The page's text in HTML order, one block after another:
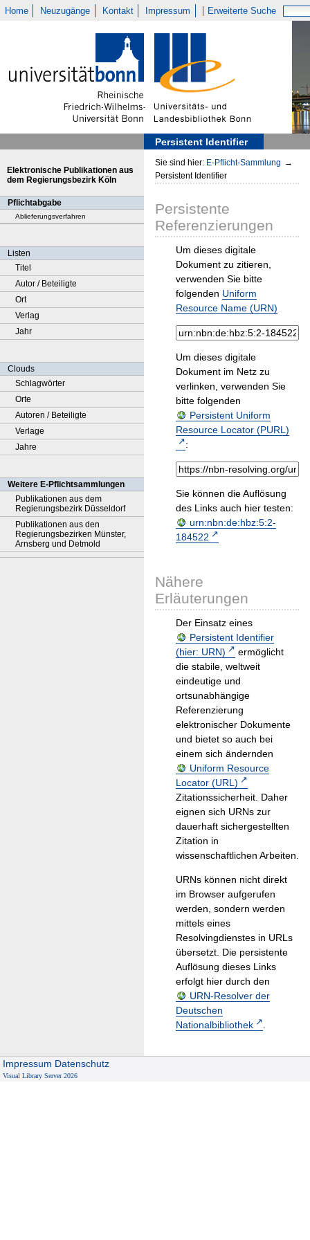
Home Neuzugänge Kontakt Impressum Erweiterte Suche
Persistent Identifier
Elektronische Publikationen aus
dem Regierungsbezirk Köln
Pflichtabgabe
Ablieferungsverfahren
Listen
Titel
Autor / Beteiligte
Ort
Verlag
Jahr
Clouds
Schlagwörter
Orte
Autoren / Beteiligte
Verlage
Jahre
Weitere E-Pflichtsammlungen
Publikationen aus dem
Regierungsbezirk Düsseldorf
Publikationen aus den
Regierungsbezirken Münster,
Arnsberg und Detmold
Sie sind hier: E-Pflicht-Sammlung →
Persistent Identifier
Persistente
Referenzierungen
Um dieses digitale
Dokument zu zitieren,
verwenden Sie bitte
folgenden Uniform
Resource Name (URN)
Um dieses digitale
Dokument im Netz zu
verlinken, verwenden Sie
bitte folgenden
Persistent Uniform
Resource Locator (PURL)
:
Sie können die Auflösung
des Links auch hier testen:
urn:nbn:de:hbz:5:2-
184522
Nähere
Erläuterungen
Der Einsatz eines
Persistent Identifier
(hier: URN)
ermöglicht
die stabile, weltweit
eindeutige und
ortsunabhängige
Referenzierung
elektronischer Dokumente
und bietet so auch bei
einem sich ändernden
Uniform Resource
Locator (URL)
Zitationssicherheit. Daher
eignen sich URNs zur
dauerhaft sichergestellten
Zitation in
wissenschaftlichen Arbeiten.
URNs können nicht direkt
im Browser aufgerufen
werden, sondern werden
mittels eines
Resolvingdienstes in URLs
übersetzt. Die persistente
Auflösung dieses Links
erfolgt hier durch den
URN-Resolver der
Deutschen
Nationalbibliothek
.
Impressum Datenschutz
Visual Library Server 2026